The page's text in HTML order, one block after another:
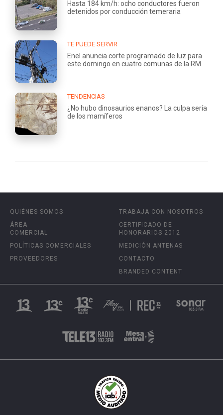
Hasta 184 km/h: ocho conductores fueron
detenidos por conducción temeraria
TE PUEDE SERVIR
Enel anuncia corte programado de luz para
este domingo en cuatro comunas de la RM
TENDENCIAS
¿No hubo dinosaurios enanos? La culpa sería
de los mamíferos
QUIÉNES SOMOS
ÁREA
COMERCIAL
POLÍTICAS COMERCIALES
PROVEEDORES
TRABAJA CON NOSOTROS
CERTIFICADO DE
HONORARIOS 2012
MEDICIÓN ANTENAS
CONTACTO
BRANDED CONTENT